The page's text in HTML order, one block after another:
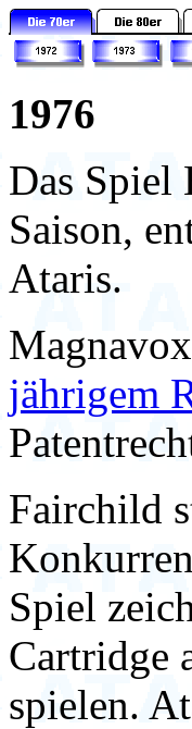
1976
Das Spiel
Saison,
Ataris.
jährigem
Fairchild
Spiel
Cartridge
spielen.